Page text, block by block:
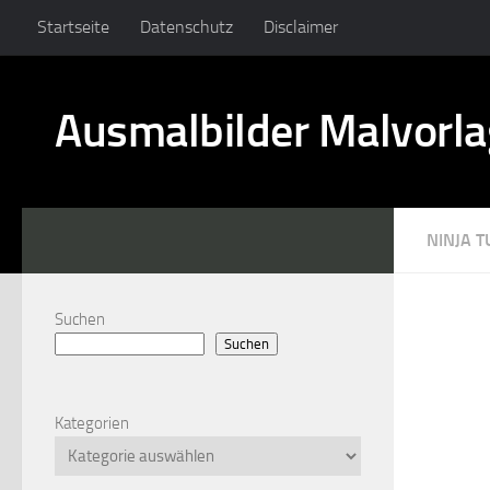
Startseite Datenschutz Disclaimer
Ausmalbilder
NINJA
Suchen
Suchen
Kategorien